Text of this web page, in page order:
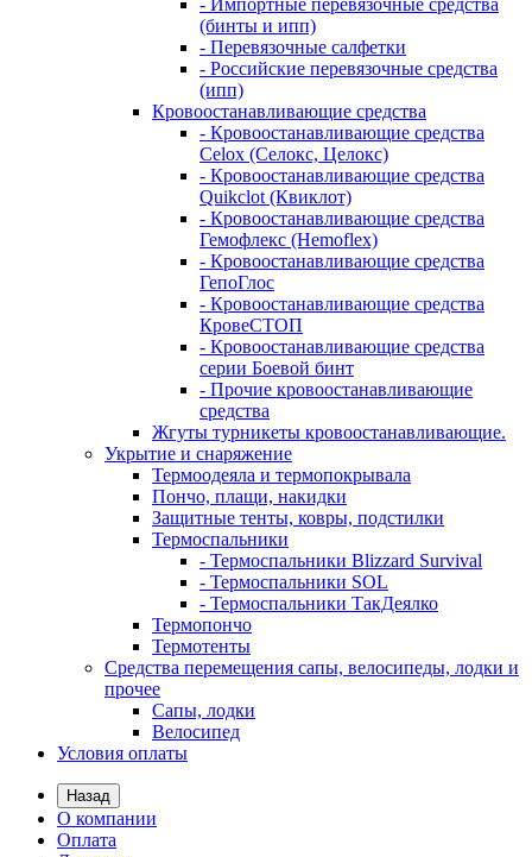
- Импортные перевязочные средства
(бинты и ипп)
- Перевязочные салфетки
- Российские перевязочные средства
(ипп)
Кровоостанавливающие средства
- Кровоостанавливающие средства
Celox (Селокс, Целокс)
- Кровоостанавливающие средства
Quikclot (Квиклот)
- Кровоостанавливающие средства
Гемофлекс (Hemoflex)
- Кровоостанавливающие средства
ГепоГлос
- Кровоостанавливающие средства
КровеСТОП
- Кровоостанавливающие средства
серии Боевой бинт
- Прочие кровоостанавливающие
средства
Жгуты турникеты кровоостанавливающие.
Укрытие и снаряжение
Термоодеяла и термопокрывала
Пончо, плащи, накидки
Защитные тенты, ковры, подстилки
Термоспальники
- Термоспальники Blizzard Survival
- Термоспальники SOL
- Термоспальники ТакДеялко
Термопончо
Термотенты
Средства перемещения сапы, велосипеды, лодки и
прочее
Сапы, лодки
Велосипед
Условия оплаты
Назад
О компании
Оплата